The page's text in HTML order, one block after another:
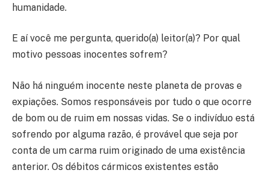
humanidade.
E aí você me pergunta, querido(a) leitor(a)? Por qual
motivo pessoas inocentes sofrem?
Não há ninguém inocente neste planeta de provas e
expiações. Somos responsáveis por tudo o que ocorre
de bom ou de ruim em nossas vidas. Se o indivíduo está
sofrendo por alguma razão, é provável que seja por
conta de um carma ruim originado de uma existência
anterior. Os débitos cármicos existentes estão